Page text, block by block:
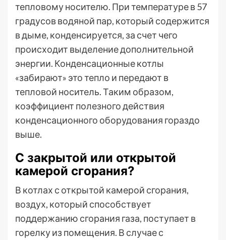
тепловому носителю. При температуре в 57
градусов водяной пар, который содержится
в дыме, конденсируется, за счет чего
происходит выделение дополнительной
энергии. Конденсационные котлы
«забирают» это тепло и передают в
тепловой носитель. Таким образом,
коэффициент полезного действия
конденсационного оборудования гораздо
выше.
С закрытой или открытой
камерой сгорания?
В котлах с открытой камерой сгорания,
воздух, который способствует
поддержанию сгорания газа, поступает в
горелку из помещения. В случае с